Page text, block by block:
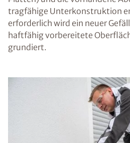
tragfähige Unterkonstruktion
erforderlich wird ein neuer
haftfähig vorbereitete
grundiert.